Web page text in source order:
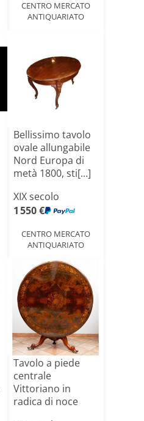
CENTRO MERCATO
ANTIQUARIATO
Bellissimo tavolo
ovale allungabile
Nord Europa di
metà 1800, sti[...]
XIX secolo
1 550 €
CENTRO MERCATO
ANTIQUARIATO
Tavolo a piede
centrale
Vittoriano in
radica di noce